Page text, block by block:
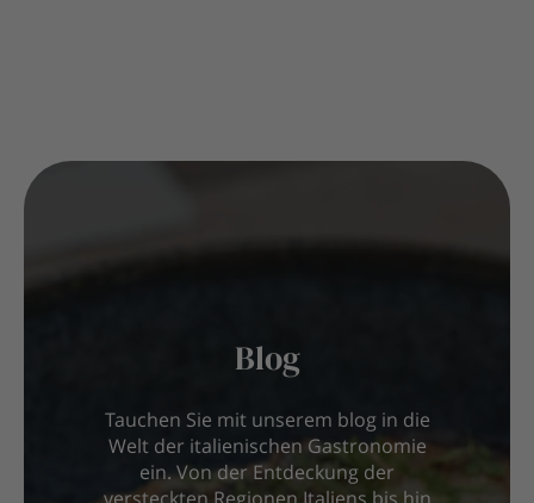
Blog
Tauchen Sie mit unserem blog in die
Welt der italienischen Gastronomie
ein. Von der Entdeckung der